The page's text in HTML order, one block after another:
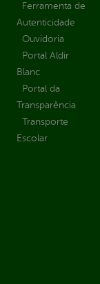
Ferramenta de
Autenticidade
Ouvidoria
Portal Aldir
Blanc
Portal da
Transparência
Transporte
Escolar